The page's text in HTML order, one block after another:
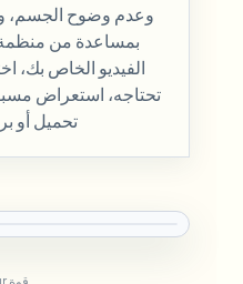
وعدم وضوح الجسم،
بمساعدة من منظمة
الفيديو الخاص بك،
تحتاجه، استعراض
تحميل أو